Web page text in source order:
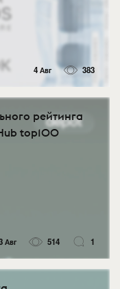
4 Авг 383
рейтинга
top100
Авг 514 1